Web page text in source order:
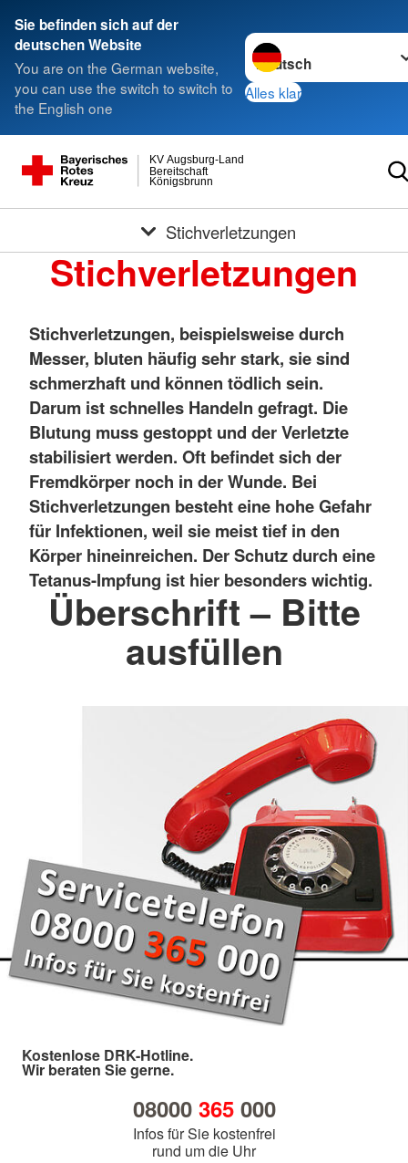
Sie befinden sich auf der
deutschen Website
You are on the German website,
you can use the switch to switch to
the English one
Sprache wechseln zu
Alles klar
Königsbrunn
Bereitschaft
KV Augsburg-Land
Stichverletzungen
Stichverletzungen
Stichverletzungen, beispielsweise durch
Messer, bluten häufig sehr stark, sie sind
schmerzhaft und können tödlich sein.
Darum ist schnelles Handeln gefragt. Die
Blutung muss gestoppt und der Verletzte
stabilisiert werden. Oft befindet sich der
Fremdkörper noch in der Wunde. Bei
Stichverletzungen besteht eine hohe Gefahr
für Infektionen, weil sie meist tief in den
Körper hineinreichen. Der Schutz durch eine
Tetanus-Impfung ist hier besonders wichtig.
Überschrift – Bitte
ausfüllen
Kostenlose DRK-Hotline.
Wir beraten Sie gerne.
08000 365000
Infos für Sie kostenfrei
rund um die Uhr